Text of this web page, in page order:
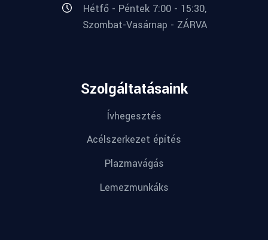
Hétfő - Péntek 7:00 - 15:30,
Szombat-Vasárnap - ZÁRVA
Szolgáltatásaink
Ívhegesztés
Acélszerkezet építés
Plazmavágás
Lemezmunkáks